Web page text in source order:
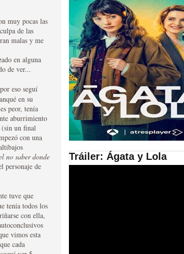
muy pocas las
de las
malas y me
en alguna
de ver...
eso seguí
en su
peor, tenía
aburrimiento
(sin un final
con una
no saber donde
personaje de
tuve que
tenía todos los
con ella,
vimos esta
cada
Tráiler: Ágata y Lola